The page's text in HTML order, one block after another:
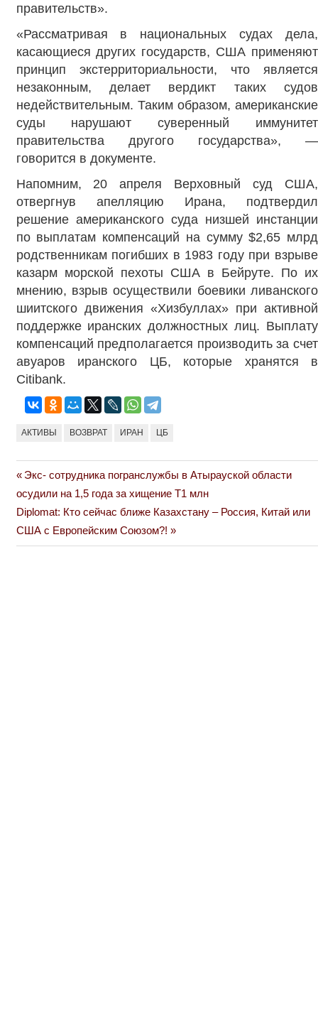
правительств».
«Рассматривая в национальных судах дела,
касающиеся других государств, США применяют
принцип экстерриториальности, что является
незаконным, делает вердикт таких судов
недействительным. Таким образом, американские
суды нарушают суверенный иммунитет
правительства другого государства», —
говорится в документе.
Напомним, 20 апреля Верховный суд США,
отвергнув апелляцию Ирана, подтвердил
решение американского суда низшей инстанции
по выплатам компенсаций на сумму $2,65 млрд
родственникам погибших в 1983 году при взрыве
казарм морской пехоты США в Бейруте. По их
мнению, взрыв осуществили боевики ливанского
шиитского движения «Хизбуллах» при активной
поддержке иранских должностных лиц. Выплату
компенсаций предполагается производить за счет
авуаров иранского ЦБ, которые хранятся в
Citibank.
АКТИВЫ ВОЗВРАТ ИРАН ЦБ
Навигация
по
записям
Previous
Post:
Экс- сотрудника погранслужбы в Атырауской области
осудили на 1,5 года за хищение Т1 млн
Next
Post:
Diplomat: Кто сейчас ближе Казахстану – Россия, Китай или
США с Европейским Союзом?!